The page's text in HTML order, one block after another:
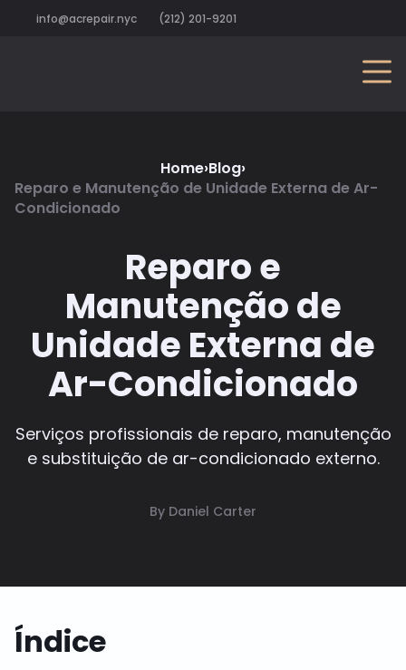
info@acrepair.nyc (212) 201-9201
Home›Blog›
Reparo e Manutenção de Unidade Externa de Ar-
Condicionado
Reparo e
Manutenção de
Unidade Externa de
Ar-Condicionado
Serviços profissionais de reparo, manutenção
e substituição de ar-condicionado externo.
By Daniel Carter
Índice